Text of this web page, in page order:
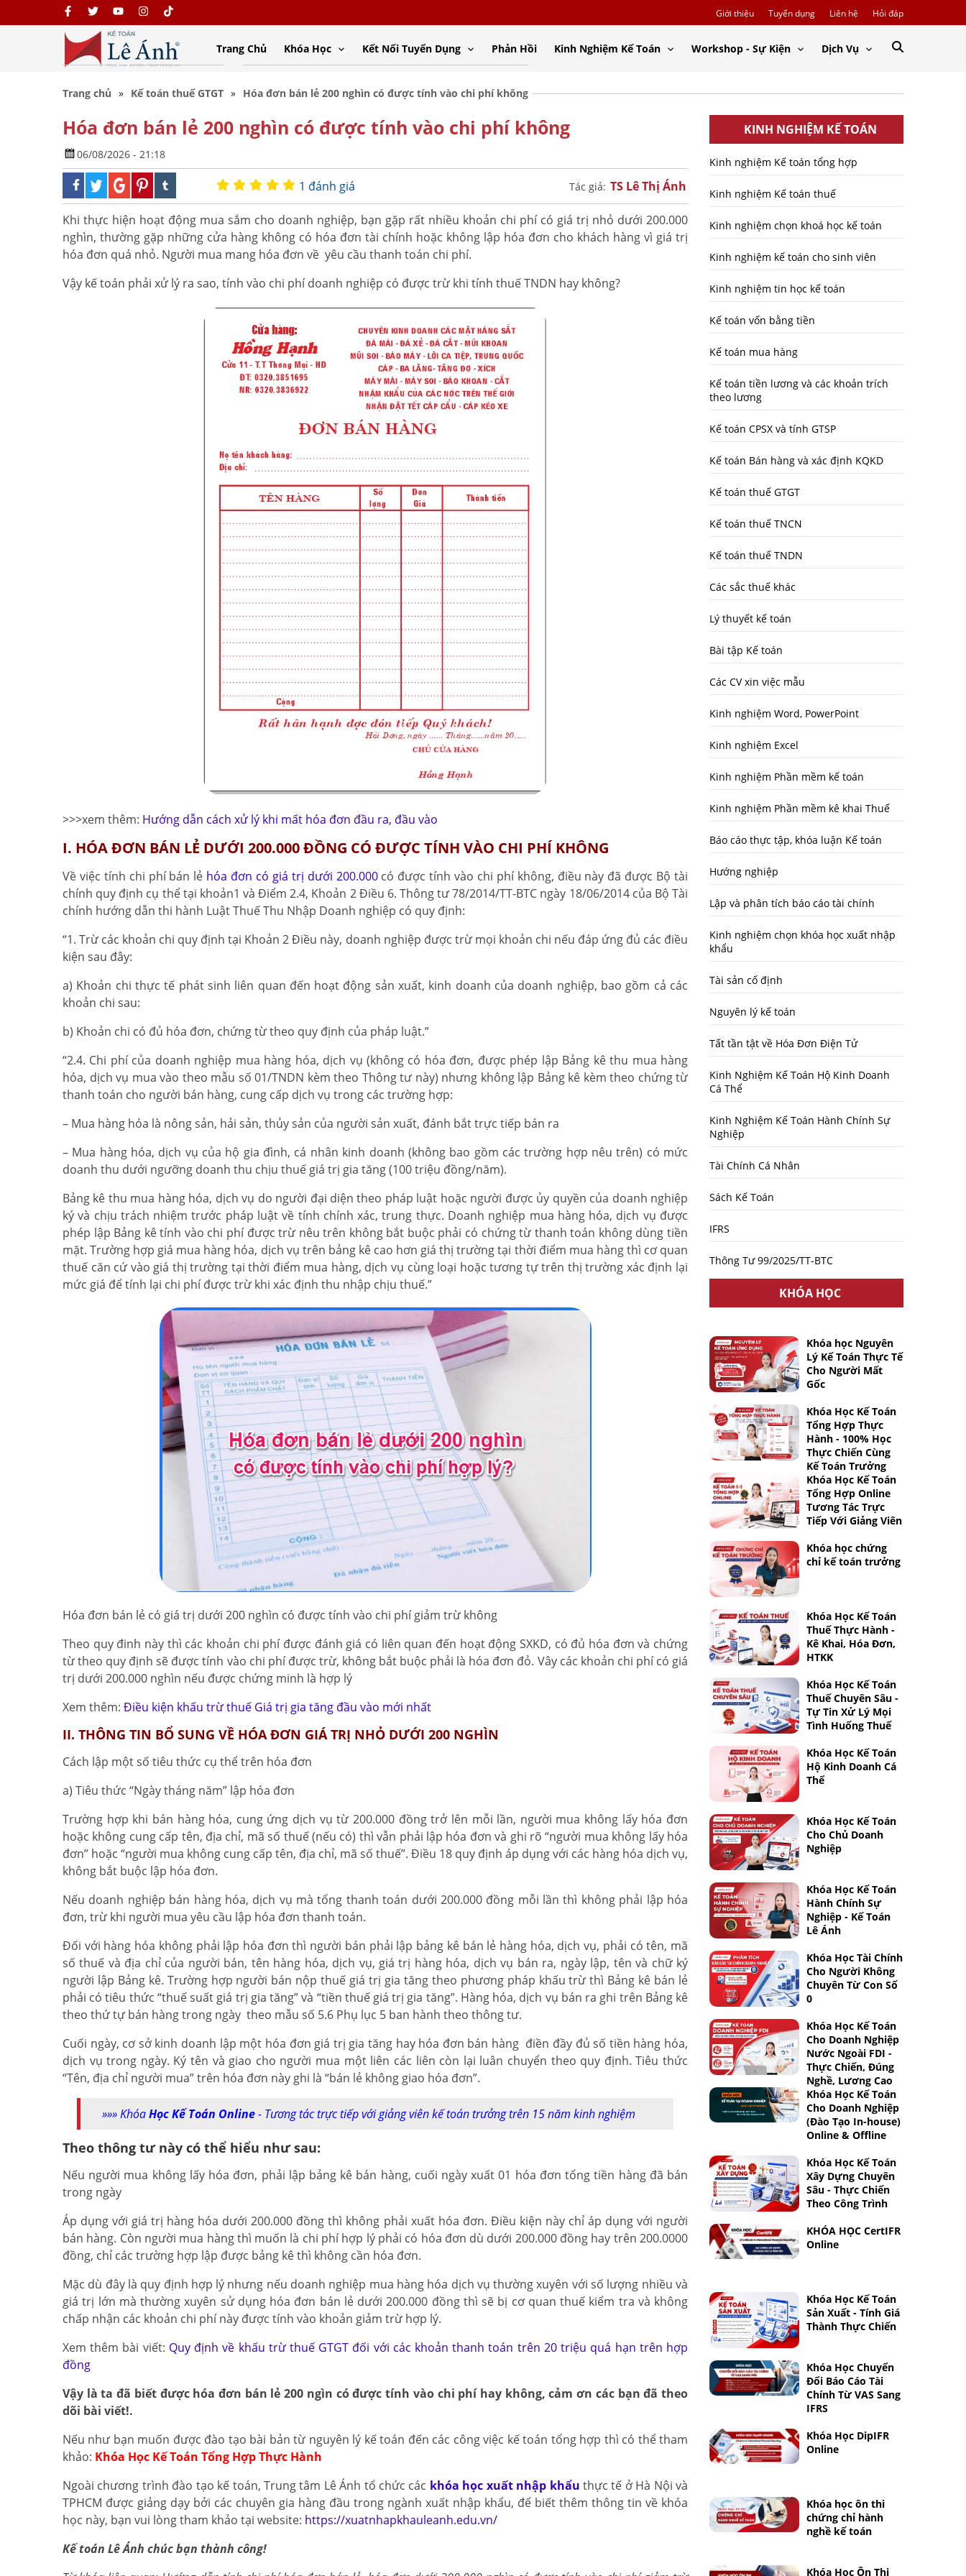
Giới thiệu Tuyển dụng Liên hệ Hỏi đáp
Trang Chủ Khóa Học Kết Nối Tuyển Dụng Phản Hồi Kinh Nghiệm Kế Toán Workshop - Sự Kiện Dịch Vụ
Trang chủ Kế toán thuế GTGT Hóa đơn bán lẻ 200 nghìn có được tính vào chi phí không
Hóa đơn bán lẻ 200 nghìn có được tính vào chi phí không
06/08/2026 - 21:18
1 đánh giá Tác giả: TS Lê Thị Ánh
Khi thực hiện hoạt động mua sắm cho doanh nghiệp, bạn gặp rất nhiều khoản chi phí có giá trị nhỏ dưới 200.000
nghìn, thường gặp những cửa hàng không có hóa đơn tài chính hoặc không lập hóa đơn cho khách hàng vì giá trị
hóa đơn quá nhỏ. Người mua mang hóa đơn về yêu cầu thanh toán chi phí.
Vậy kế toán phải xử lý ra sao, tính vào chi phí doanh nghiệp có được trừ khi tính thuế TNDN hay không?
>>>xem thêm: Hướng dẫn cách xử lý khi mất hóa đơn đầu ra, đầu vào
I. HÓA ĐƠN BÁN LẺ DƯỚI 200.000 ĐỒNG CÓ ĐƯỢC TÍNH VÀO CHI PHÍ KHÔNG
Về việc tính chi phí bán lẻ hóa đơn có giá trị dưới 200.000có được tính vào chi phí không, điều này đã được Bộ tài
chính quy định cụ thể tại khoản1 và Điểm 2.4, Khoản 2 Điều 6. Thông tư 78/2014/TT-BTC ngày 18/06/2014 của Bộ Tài
chính hướng dẫn thi hành Luật Thuế Thu Nhập Doanh nghiệp có quy định:
“1. Trừ các khoản chi quy định tại Khoản 2 Điều này, doanh nghiệp được trừ mọi khoản chi nếu đáp ứng đủ các điều
kiện sau đây:
a) Khoản chi thực tế phát sinh liên quan đến hoạt động sản xuất, kinh doanh của doanh nghiệp, bao gồm cả các
khoản chi sau:
b) Khoản chi có đủ hóa đơn, chứng từ theo quy định của pháp luật.”
“2.4. Chi phí của doanh nghiệp mua hàng hóa, dịch vụ (không có hóa đơn, được phép lập Bảng kê thu mua hàng
hóa, dịch vụ mua vào theo mẫu số 01/TNDN kèm theo Thông tư này) nhưng không lập Bảng kê kèm theo chứng từ
thanh toán cho người bán hàng, cung cấp dịch vụ trong các trường hợp:
– Mua hàng hóa là nông sản, hải sản, thủy sản của người sản xuất, đánh bắt trực tiếp bán ra
– Mua hàng hóa, dịch vụ của hộ gia đình, cá nhân kinh doanh (không bao gồm các trường hợp nêu trên) có mức
doanh thu dưới ngưỡng doanh thu chịu thuế giá trị gia tăng (100 triệu đồng/năm).
Bảng kê thu mua hàng hóa, dịch vụ do người đại diện theo pháp luật hoặc người được ủy quyền của doanh nghiệp
ký và chịu trách nhiệm trước pháp luật về tính chính xác, trung thực. Doanh nghiệp mua hàng hóa, dịch vụ được
phép lập Bảng kê tính vào chi phí được trừ nêu trên không bắt buộc phải có chứng từ thanh toán không dùng tiền
mặt. Trường hợp giá mua hàng hóa, dịch vụ trên bảng kê cao hơn giá thị trường tại thời điểm mua hàng thì cơ quan
thuế căn cứ vào giá thị trường tại thời điểm mua hàng, dịch vụ cùng loại hoặc tương tự trên thị trường xác định lại
mức giá để tính lại chi phí được trừ khi xác định thu nhập chịu thuế.”
Hóa đơn bán lẻ có giá trị dưới 200 nghìn có được tính vào chi phí giảm trừ không
Theo quy đinh này thì các khoản chi phí được đánh giá có liên quan đến hoạt động SXKD, có đủ hóa đơn và chứng
từ theo quy định sẽ được tính vào chi phí được trừ, không bắt buộc phải là hóa đơn đỏ. Vây các khoản chi phí có giá
trị dưới 200.000 nghìn nếu được chứng minh là hợp lý
Xem thêm: Điều kiện khấu trừ thuế Giá trị gia tăng đầu vào mới nhất
II. THÔNG TIN BỔ SUNG VỀ HÓA ĐƠN GIÁ TRỊ NHỎ DƯỚI 200 NGHÌN
Cách lập một số tiêu thức cụ thể trên hóa đơn
a) Tiêu thức “Ngày tháng năm” lập hóa đơn
Trường hợp khi bán hàng hóa, cung ứng dịch vụ từ 200.000 đồng trở lên mỗi lần, người mua không lấy hóa đơn
hoặc không cung cấp tên, địa chỉ, mã số thuế (nếu có) thì vẫn phải lập hóa đơn và ghi rõ “người mua không lấy hóa
đơn” hoặc “người mua không cung cấp tên, địa chỉ, mã số thuế”. Điều 18 quy định áp dụng với các hàng hóa dịch vụ,
không bắt buộc lập hóa đơn.
Nếu doanh nghiệp bán hàng hóa, dịch vụ mà tổng thanh toán dưới 200.000 đồng mỗi lần thì không phải lập hóa
đơn, trừ khi người mua yêu cầu lập hóa đơn thanh toán.
Đối với hàng hóa không phải lập hóa đơn thì người bán phải lập bảng kê bán lẻ hàng hóa, dịch vụ, phải có tên, mã
số thuế và địa chỉ của người bán, tên hàng hóa, dịch vụ, giá trị hàng hóa, dịch vụ bán ra, ngày lập, tên và chữ ký
người lập Bảng kê. Trường hợp người bán nộp thuế giá trị gia tăng theo phương pháp khấu trừ thì Bảng kê bán lẻ
phải có tiêu thức “thuế suất giá trị gia tăng” và “tiền thuế giá trị gia tăng”. Hàng hóa, dịch vụ bán ra ghi trên Bảng kê
theo thứ tự bán hàng trong ngày theo mẫu số 5.6 Phụ lục 5 ban hành theo thông tư.
Cuối ngày, cơ sở kinh doanh lập một hóa đơn giá trị gia tăng hay hóa đơn bán hàng điền đầy đủ số tiền hàng hóa,
dịch vụ trong ngày. Ký tên và giao cho người mua một liên các liên còn lại luân chuyển theo quy định. Tiêu thức
“Tên, địa chỉ người mua” trên hóa đơn này ghi là “bán lẻ không giao hóa đơn”.
»»» KhóaHọc Kế Toán Online- Tương tác trực tiếp với giảng viên kế toán trưởng trên 15 năm kinh nghiệm
Theo thông tư này có thể hiểu như sau:
Nếu người mua không lấy hóa đơn, phải lập bảng kê bán hàng, cuối ngày xuất 01 hóa đơn tổng tiền hàng đã bán
trong ngày
Áp dụng với giá trị hàng hóa dưới 200.000 đồng thì không phải xuất hóa đơn. Điều kiện này chỉ áp dụng với người
bán hàng. Còn người mua hàng thì muốn là chi phí hợp lý phải có hóa đơn dù dưới 200.000 đồng hay trên 200.0000
đồng, chỉ các trường hợp lập được bảng kê thì không cần hóa đơn.
Mặc dù đây là quy định hợp lý nhưng nếu doanh nghiệp mua hàng hóa dịch vụ thường xuyên với số lượng nhiều và
giá trị lớn mà thường xuyên sử dụng hóa đơn bán lẻ dưới 200.000 đồng thì sẽ bị cơ quan thuế kiểm tra và không
chấp nhận các khoản chi phí này được tính vào khoản giảm trừ hợp lý.
Xem thêm bài viết: Quy định về khấu trừ thuế GTGT đối với các khoản thanh toán trên 20 triệu quá hạn trên hợp
đồng
Vậy là ta đã biết được hóa đơn bán lẻ 200 ngìn có được tính vào chi phí hay không, cảm ơn các bạn đã theo
dõi bài viết!.
Nếu như bạn muốn được đào tạo bài bản từ nguyên lý kế toán đến các công việc kế toán tổng hợp thì có thể tham
khảo: Khóa Học Kế Toán Tổng HợpThực Hành
Ngoài chương trình đào tạo kế toán, Trung tâm Lê Ánh tổ chức các khóa học xuất nhập khẩu thực tế ở Hà Nội và
TPHCM được giảng dạy bởi các chuyên gia hàng đầu trong ngành xuất nhập khẩu, để biết thêm thông tin về khóa
học này, bạn vui lòng tham khảo tại website: https://xuatnhapkhauleanh.edu.vn/
Kế toán Lê Ánh chúc bạn thành công!
KINH NGHIỆM KẾ TOÁN
Kinh nghiệm Kế toán tổng hợp
Kinh nghiệm Kế toán thuế
Kinh nghiệm chọn khoá học kế toán
Kinh nghiệm kế toán cho sinh viên
Kinh nghiệm tin học kế toán
Kế toán vốn bằng tiền
Kế toán mua hàng
Kế toán tiền lương và các khoản trích
theo lương
Kế toán CPSX và tính GTSP
Kế toán Bán hàng và xác định KQKD
Kế toán thuế GTGT
Kế toán thuế TNCN
Kế toán thuế TNDN
Các sắc thuế khác
Lý thuyết kế toán
Bài tập Kế toán
Các CV xin việc mẫu
Kinh nghiệm Word, PowerPoint
Kinh nghiệm Excel
Kinh nghiệm Phần mềm kế toán
Kinh nghiệm Phần mềm kê khai Thuế
Báo cáo thực tập, khóa luận Kế toán
Hướng nghiệp
Lập và phân tích báo cáo tài chính
Kinh nghiệm chọn khóa học xuất nhập
khẩu
Tài sản cố định
Nguyên lý kế toán
Tất tần tật về Hóa Đơn Điện Tử
Kinh Nghiệm Kế Toán Hộ Kinh Doanh
Cá Thể
Kinh Nghiệm Kế Toán Hành Chính Sự
Nghiệp
Tài Chính Cá Nhân
Sách Kế Toán
IFRS
Thông Tư 99/2025/TT-BTC
KHÓA HỌC
Khóa học Nguyên
Lý Kế Toán Thực Tế
Cho Người Mất
Gốc
Khóa Học Kế Toán
Tổng Hợp Thực
Hành - 100% Học
Thực Chiến Cùng
Kế Toán Trưởng
Khóa Học Kế Toán
Tổng Hợp Online
Tương Tác Trực
Tiếp Với Giảng Viên
Khóa học chứng
chỉ kế toán trưởng
Khóa Học Kế Toán
Thuế Thực Hành -
Kê Khai, Hóa Đơn,
HTKK
Khóa Học Kế Toán
Thuế Chuyên Sâu -
Tự Tin Xử Lý Mọi
Tình Huống Thuế
Khóa Học Kế Toán
Hộ Kinh Doanh Cá
Thể
Khóa Học Kế Toán
Cho Chủ Doanh
Nghiệp
Khóa Học Kế Toán
Hành Chính Sự
Nghiệp - Kế Toán
Lê Ánh
Khóa Học Tài Chính
Cho Người Không
Chuyên Từ Con Số
0
Khóa Học Kế Toán
Cho Doanh Nghiệp
Nước Ngoài FDI -
Thực Chiến, Đúng
Nghề, Lương Cao
Khóa Học Kế Toán
Cho Doanh Nghiệp
(Đào Tạo In-house)
Online & Offline
Khóa Học Kế Toán
Xây Dựng Chuyên
Sâu - Thực Chiến
Theo Công Trình
KHÓA HỌC CertIFR
Online
Khóa Học Kế Toán
Sản Xuất - Tính Giá
Thành Thực Chiến
Khóa Học Chuyển
Đổi Báo Cáo Tài
Chính Từ VAS Sang
IFRS
Khóa Học DipIFR
Online
Khóa học ôn thi
chứng chỉ hành
nghề kế toán
Khóa Học Ôn Thi